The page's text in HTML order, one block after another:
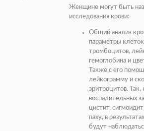
Женщине могут быть
исследования крови:
Общий анализ
параметры
тромбоцитов,
гемоглобина и
Также с его
лейкограмму и
эритроцитов. Так,
воспалительных
цистит, сигмоидит
паху, в результатах
будут